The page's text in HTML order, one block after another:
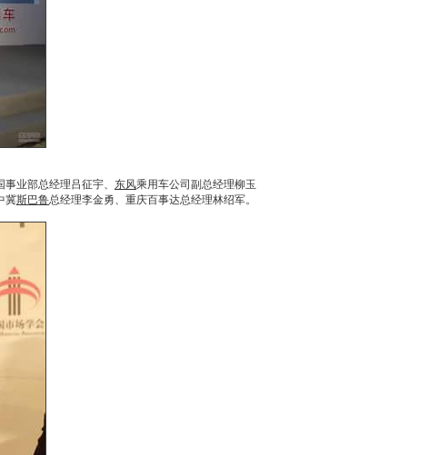
事业部总经理吕征宇、 东风乘用车公司副总经理柳玉
冀斯巴鲁总经理李金勇、重庆百事达总经理林绍军。